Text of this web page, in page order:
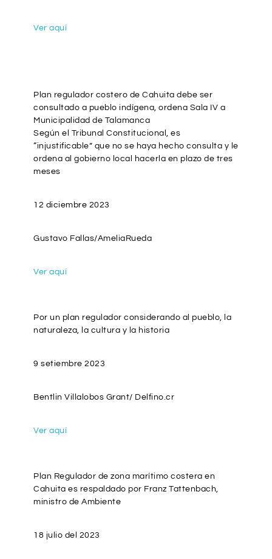
Ver aquí
Plan regulador costero de Cahuita debe ser
consultado a pueblo indígena, ordena Sala IV a
Municipalidad de Talamanca
Según el Tribunal Constitucional, es
“injustificable” que no se haya hecho consulta y le
ordena al gobierno local hacerla en plazo de tres
meses
12 diciembre 2023
Gustavo Fallas/AmeliaRueda
Ver aquí
Por un plan regulador considerando al pueblo, la
naturaleza, la cultura y la historia
9 setiembre 2023
Bentlin Villalobos Grant/ Delfino.cr
Ver aquí
Plan Regulador de zona marítimo costera en
Cahuita es respaldado por Franz Tattenbach,
ministro de Ambiente
18 julio del 2023